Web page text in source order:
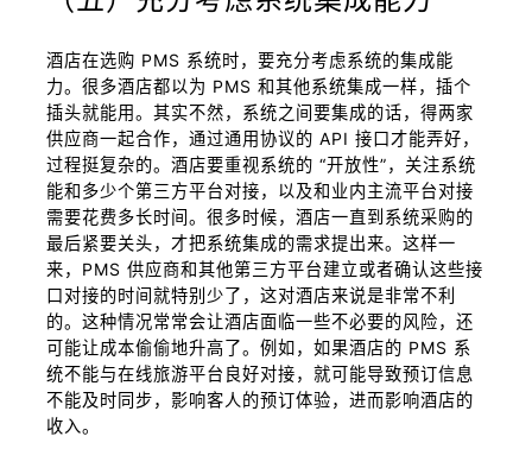
酒店在选购 PMS 系统时，要充分考虑系统的集成能
力。很多酒店都以为 PMS 和其他系统集成一样，插个
插头就能用。其实不然，系统之间要集成的话，得两家
供应商一起合作，通过通用协议的 API 接口才能弄好，
过程挺复杂的。酒店要重视系统的 “开放性”，关注系统
能和多少个第三方平台对接，以及和业内主流平台对接
需要花费多长时间。很多时候，酒店一直到系统采购的
最后紧要关头，才把系统集成的需求提出来。这样一
来，PMS 供应商和其他第三方平台建立或者确认这些接
口对接的时间就特别少了，这对酒店来说是非常不利
的。这种情况常常会让酒店面临一些不必要的风险，还
可能让成本偷偷地升高了。例如，如果酒店的 PMS 系
统不能与在线旅游平台良好对接，就可能导致预订信息
不能及时同步，影响客人的预订体验，进而影响酒店的
收入。